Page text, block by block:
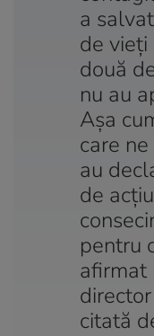
a
de
două
nu au
Aşa
care
au
de
pentru
afirmat
citată